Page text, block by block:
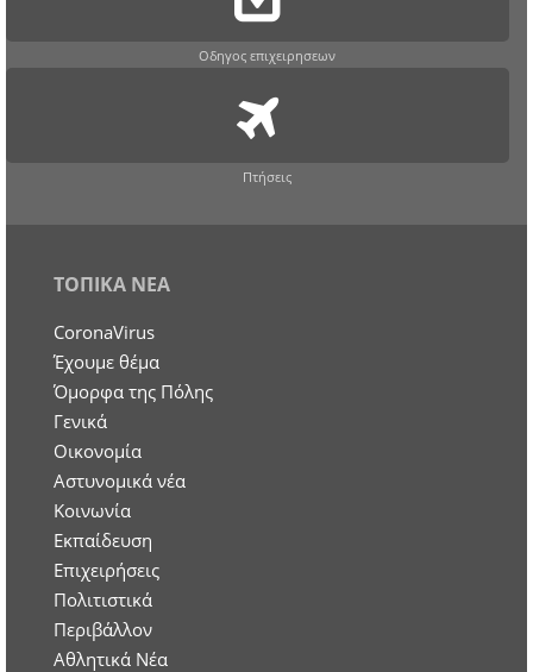
Οδηγος επιχειρησεων
Πτήσεις
ΤΟΠΙΚΑ ΝΕΑ
CoronaVirus
Έχουμε θέμα
Όμορφα της Πόλης
Γενικά
Οικονομία
Aστυνομικά νέα
Κοινωνία
Εκπαίδευση
Επιχειρήσεις
Πολιτιστικά
Περιβάλλον
Αθλητικά Νέα